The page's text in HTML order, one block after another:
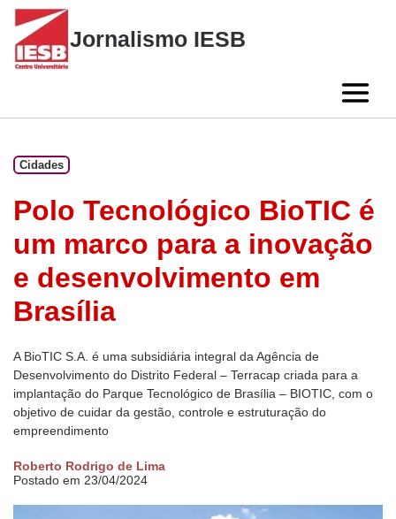
Skip
content
Jornalismo IESB
Cidades
Polo Tecnológico BioTIC é
um marco para a inovação
e desenvolvimento em
Brasília
A BioTIC S.A. é uma subsidiária integral da Agência de
Desenvolvimento do Distrito Federal – Terracap criada para a
implantação do Parque Tecnológico de Brasília – BIOTIC, com o
objetivo de cuidar da gestão, controle e estruturação do
empreendimento
Roberto Rodrigo de Lima
Postado em 23/04/2024